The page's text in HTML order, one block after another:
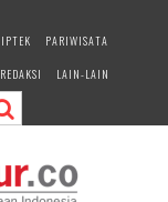
IPTEK
PARIWISATA
LAIN-LAIN